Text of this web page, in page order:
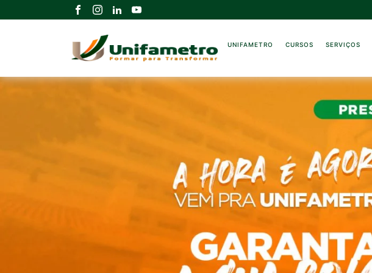
UNIFAMETRO CURSOS SERVIÇOS